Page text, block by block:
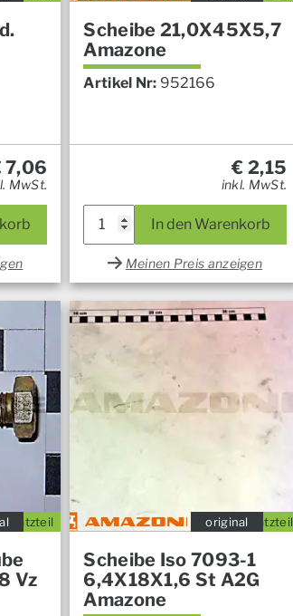
7,06
MwSt.
Scheibe 21,0X45X5,7
Amazone
Artikel Nr: 952166
€ 2,15
inkl. MwSt.
In den Warenkorb
Meinen Preis anzeigen
Ersatzteil
Vz
Ersatzteil
original
Scheibe Iso 7093-1
6,4X18X1,6 St A2G
Amazone